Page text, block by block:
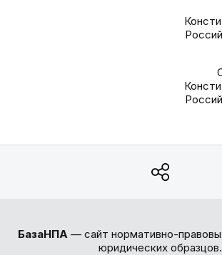
БазаНПА — сайт нормативно-
юридических образцов.